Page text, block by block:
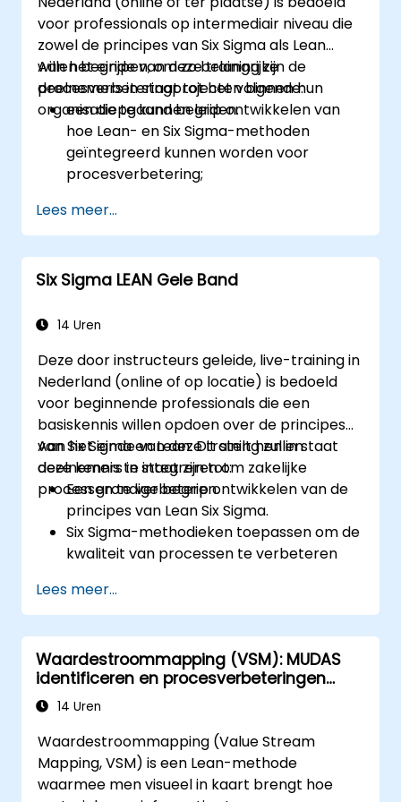
voor professionals op intermediair niveau die
zowel de principes van Six Sigma als Lean
willen begrijpen, om zo belangrijke
procesverbeteringprojecten binnen hun
organisatie te kunnen leiden.
Aan het einde van deze training zijn de
deelnemers in staat tot het volgende:
een diepgaand begrip ontwikkelen van
hoe Lean- en Six Sigma-methoden
geïntegreerd kunnen worden voor
procesverbetering;
toepassingsvaardigheden verwerven in
de fasen Define, Measure, Analyze,
Improve en Control;
geavanceerde statistische hulpmiddelen
besluitvorming en procesanalyse;
en beheren.
Lees meer...
Six Sigma LEAN Gele Band
14 Uren
Deze door instructeurs geleide, live-training in
Nederland (online of op locatie) is bedoeld
voor beginnende professionals die een
basiskennis willen opdoen over de principes
van Six Sigma en Lean. Dit stelt hen in staat
deze kennis te integreren om zakelijke
processen te verbeteren.
Aan het einde van deze training zullen
deelnemers in staat zijn tot:
Een grondige begrip ontwikkelen van de
principes van Lean Six Sigma.
Six Sigma-methodieken toepassen om de
kwaliteit van processen te verbeteren
en variabiliteit te verminderen.
Lean- en Six Sigma-methodieken
combineren voor efficiëntere en
effectievere procesverbeteringen.
De basisinstrumenten en -technieken
van Lean Six Sigma uitleggen, die door
verbeteringsprojecten: zoals 5S, Kaizen
en proceskaartvorming.
Lees meer...
Waardestroommapping (VSM): MUDAS
identificeren en procesverbeteringen
doorvoeren
14 Uren
Waardestroommapping (Value Stream
Mapping, VSM) is een Lean-methode
waarmee men visueel in kaart brengt hoe